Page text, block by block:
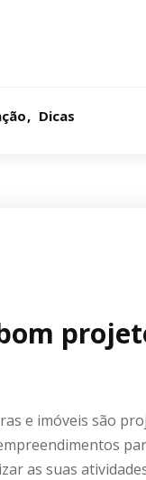
Dicas
e imóveis são
as suas